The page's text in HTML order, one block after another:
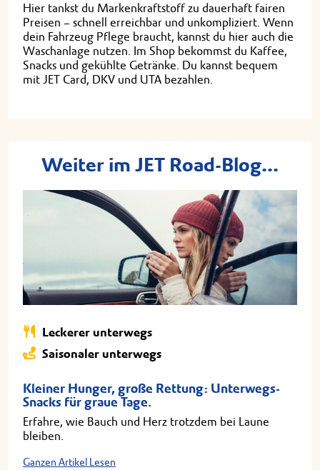
Hier tankst du Markenkraftstoff zu dauerhaft fairen
Preisen – schnell erreichbar und unkompliziert. Wenn
dein Fahrzeug Pflege braucht, kannst du hier auch die
Waschanlage nutzen. Im Shop bekommst du Kaffee,
Snacks und gekühlte Getränke. Du kannst bequem
mit JET Card, DKV und UTA bezahlen.
Weiter im JET Road-Blog...
Leckerer unterwegs
Saisonaler unterwegs
Kleiner Hunger, große Rettung: Unterwegs-
Snacks für graue Tage.
Erfahre, wie Bauch und Herz trotzdem bei Laune
bleiben.
Ganzen Artikel Lesen